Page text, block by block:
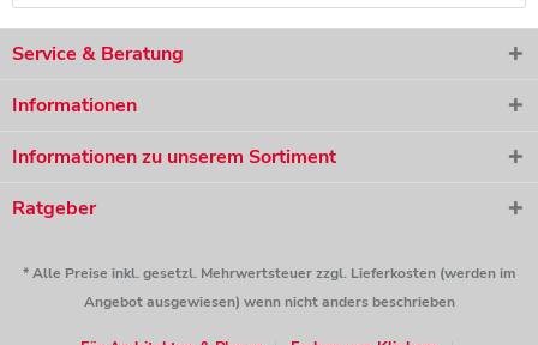
Service & Beratung
Informationen
Informationen zu unserem Sortiment
Ratgeber
* Alle Preise inkl. gesetzl. Mehrwertsteuer zzgl. Lieferkosten (werden im
Angebot ausgewiesen) wenn nicht anders beschrieben